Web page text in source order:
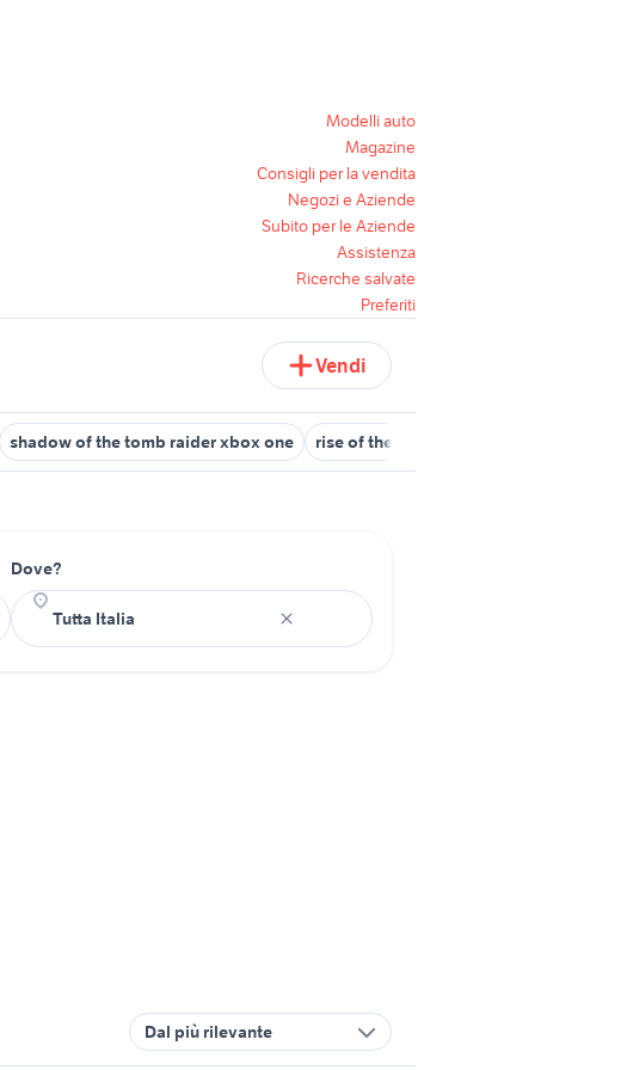
Modelli auto
Magazine
Consigli per la vendita
Negozi e Aziende
Subito per le Aziende
Assistenza
Ricerche salvate
Preferiti
Vendi
shadow of the tomb raider xbox one rise of the tomb raider xbox
Dove?
Dal più rilevante